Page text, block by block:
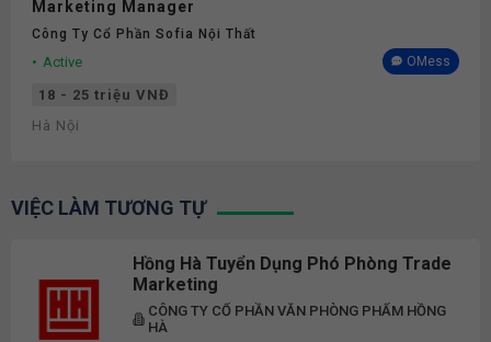
Marketing Manager
Công Ty Cổ Phần Sofia Nội Thất
Active OMess
18 - 25 triệu VNĐ
Hà Nội
VIỆC LÀM TƯƠNG TỰ
Hồng Hà Tuyển Dụng Phó Phòng Trade
Marketing
CÔNG TY CỔ PHẦN VĂN PHÒNG PHẨM HỒNG
HÀ